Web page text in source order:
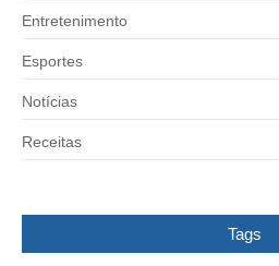
Entretenimento
Esportes
Notícias
Receitas
Tags